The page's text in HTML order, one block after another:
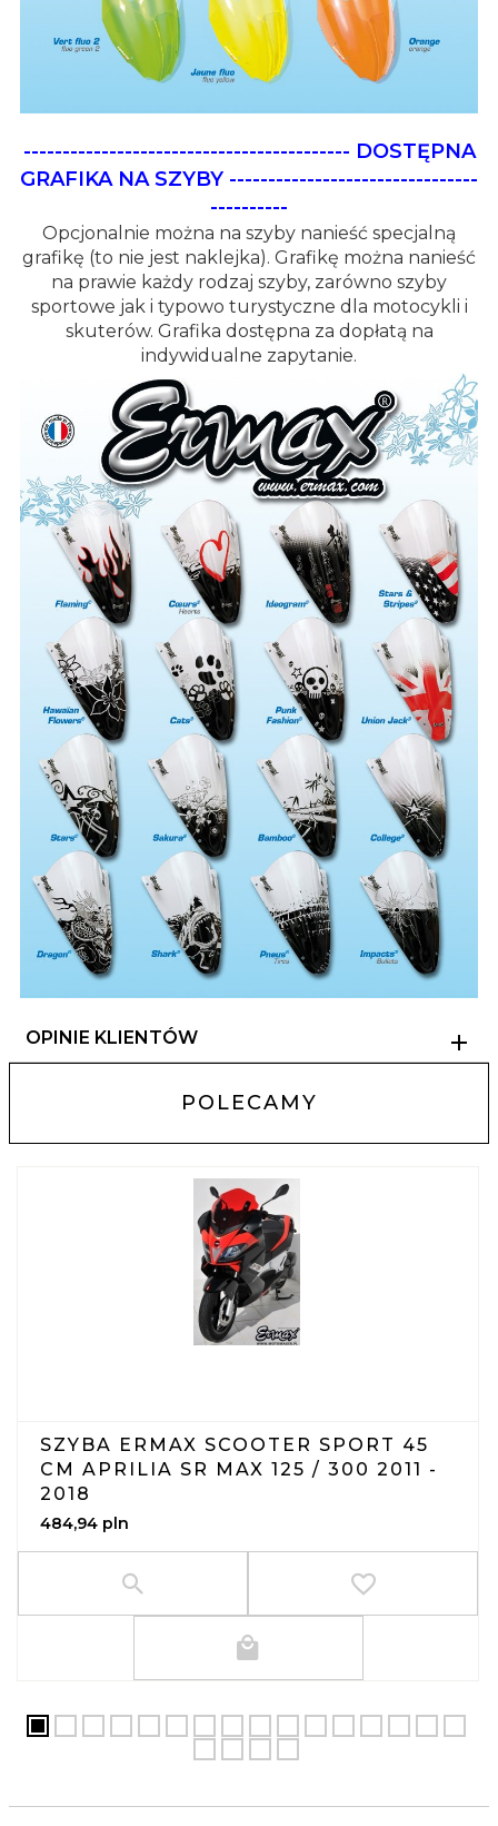
------------------------------------------ DOSTĘPNA
GRAFIKA NA SZYBY --------------------------------
----------
Opcjonalnie można na szyby nanieść specjalną
grafikę (to nie jest naklejka). Grafikę można nanieść
na prawie każdy rodzaj szyby, zarówno szyby
sportowe jak i typowo turystyczne dla motocykli i
skuterów. Grafika dostępna za dopłatą na
indywidualne zapytanie.
OPINIE KLIENTÓW
POLECAMY
SZYBA ERMAX SCOOTER SPORT 45
CM APRILIA SR MAX 125 / 300 2011 -
2018
484,94 pln